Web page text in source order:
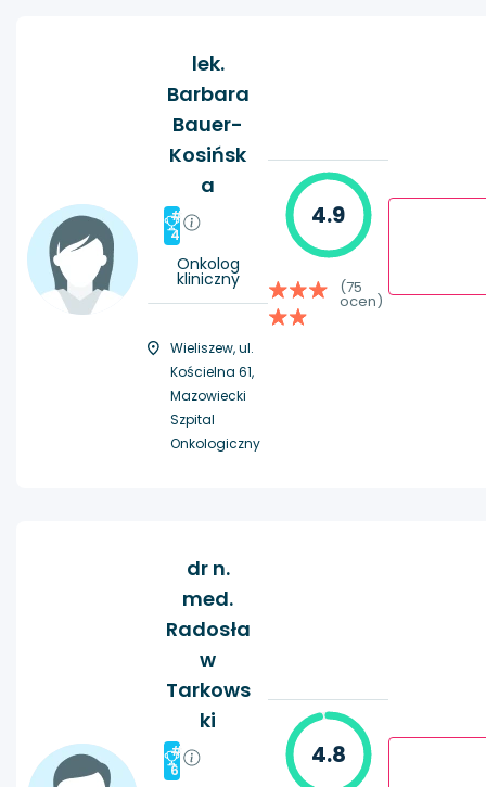
lek.
Barbara
Bauer-
Kosińsk
a
#
4
Onkolog
kliniczny
Wieliszew, ul.
Kościelna 61,
Mazowiecki
Szpital
Onkologiczny
4.9
(75
ocen)
dr n.
med.
Radosła
w
Tarkows
ki
#
6
4.8